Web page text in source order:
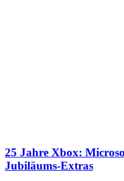
25 Jahre Xbox:
Jubiläums-Extras